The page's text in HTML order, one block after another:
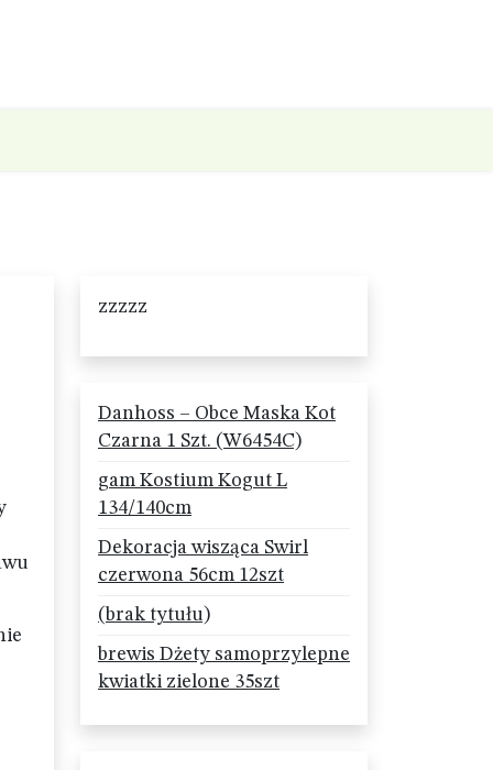
zzzzz
Danhoss – Obce Maska Kot
Czarna 1 Szt. (W6454C)
gam Kostium Kogut L
134/140cm
Dekoracja wisząca Swirl
czerwona 56cm 12szt
(brak tytułu)
brewis Dżety samoprzylepne
kwiatki zielone 35szt